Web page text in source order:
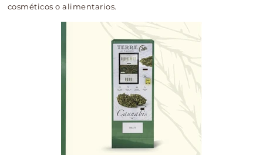
cosméticos o alimentarios.